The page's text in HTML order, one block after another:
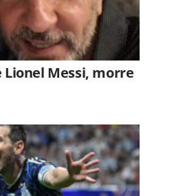
Lionel Messi, morre